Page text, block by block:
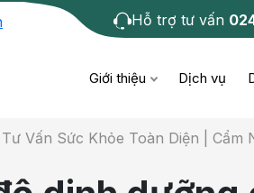
Hỗ trợ tư vấn
Giới thiệu Dịch vụ
tiết bài tư
Tư Vấn Sức Khỏe Toàn Diện | Cẩm